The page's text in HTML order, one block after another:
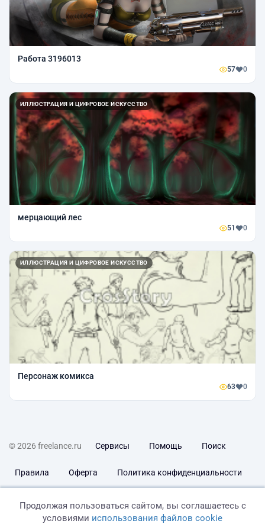
Работа 3196013
57 0
ИЛЛЮСТРАЦИЯ И ЦИФРОВОЕ ИСКУССТВО
мерцающий лес
51 0
ИЛЛЮСТРАЦИЯ И ЦИФРОВОЕ ИСКУССТВО
Персонаж комикса
63 0
© 2026 freelance.ru Сервисы Помощь Поиск
Правила Оферта Политика конфиденциальности
Продолжая пользоваться сайтом, вы соглашаетесь с
условиями использования файлов cookie